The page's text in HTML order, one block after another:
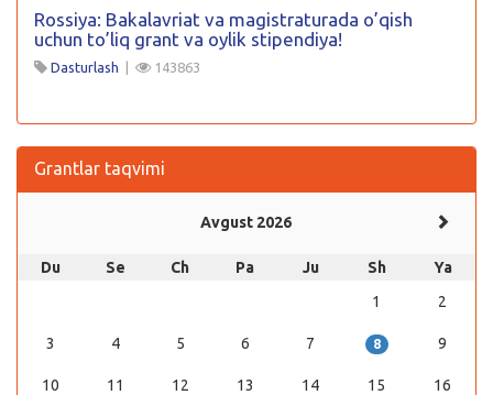
Rossiya: Bakalavriat va magistraturada o’qish
uchun to’liq grant va oylik stipendiya!
Dasturlash | 143863
Grantlar taqvimi
Avgust 2026
Du Se Ch Pa Ju Sh
Ya
1
2
3 4 5 6 7 8 9
10 11 12 13 14 15 16